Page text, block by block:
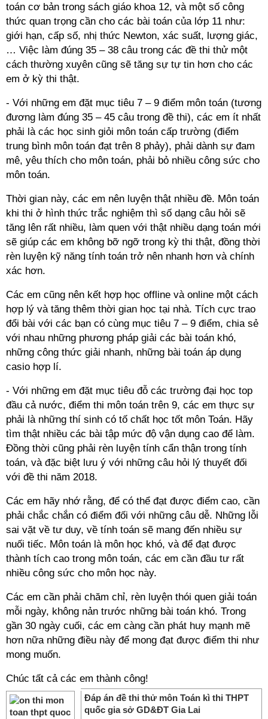
toán cơ bản trong sách giáo khoa 12, và một số công
thức quan trọng cần cho các bài toán của lớp 11 như:
giới hạn, cấp số, nhị thức Newton, xác suất, lượng giác,
… Việc làm đúng 35 – 38 câu trong các đề thi thử một
cách thường xuyên cũng sẽ tăng sự tự tin hơn cho các
em ở kỳ thi thật.
- Với những em đặt mục tiêu 7 – 9 điểm môn toán (tương
đương làm đúng 35 – 45 câu trong đề thi), các em ít nhất
phải là các học sinh giỏi môn toán cấp trường (điểm
trung bình môn toán đạt trên 8 phảy), phải dành sự đam
mê, yêu thích cho môn toán, phải bỏ nhiều công sức cho
môn toán.
Thời gian này, các em nên luyện thật nhiều đề. Môn toán
khi thi ở hình thức trắc nghiệm thì số dạng câu hỏi sẽ
tăng lên rất nhiều, làm quen với thật nhiều dạng toán mới
sẽ giúp các em không bỡ ngỡ trong kỳ thi thật, đồng thời
rèn luyện kỹ năng tính toán trở nên nhanh hơn và chính
xác hơn.
Các em cũng nên kết hợp học offline và online một cách
hợp lý và tăng thêm thời gian học tại nhà. Tích cực trao
đổi bài với các bạn có cùng mục tiêu 7 – 9 điểm, chia sẻ
với nhau những phương pháp giải các bài toán khó,
những công thức giải nhanh, những bài toán áp dụng
casio hợp lí.
- Với những em đặt mục tiêu đỗ các trường đại học top
đầu cả nước, điểm thi môn toán trên 9, các em thực sự
phải là những thí sinh có tố chất học tốt môn Toán. Hãy
tìm thật nhiều các bài tập mức độ vận dụng cao để làm.
Đồng thời cũng phải rèn luyện tính cẩn thận trong tính
toán, và đặc biệt lưu ý với những câu hỏi lý thuyết đối
với đề thi năm 2018.
Các em hãy nhớ rằng, để có thể đạt được điểm cao, cần
phải chắc chắn có điểm đối với những câu dễ. Những lỗi
sai vặt về tư duy, về tính toán sẽ mang đến nhiều sự
nuối tiếc. Môn toán là môn học khó, và để đạt được
thành tích cao trong môn toán, các em cần đầu tư rất
nhiều công sức cho môn học này.
Các em cần phải chăm chỉ, rèn luyện thói quen giải toán
mỗi ngày, không nản trước những bài toán khó. Trong
gần 30 ngày cuối, các em càng cần phát huy mạnh mẽ
hơn nữa những điều này để mong đạt được điểm thi như
mong muốn.
Chúc tất cả các em thành công!
Đáp án đề thi thử môn Toán kì thi THPT
quốc gia sở GD&ĐT Gia Lai